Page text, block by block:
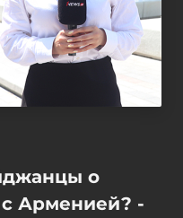
о
Арменией? -